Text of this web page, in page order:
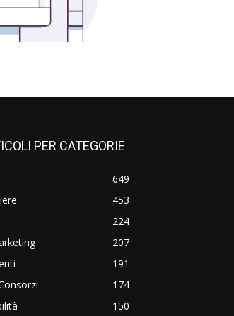
PER CATEGORIE
649
453
224
207
191
174
150